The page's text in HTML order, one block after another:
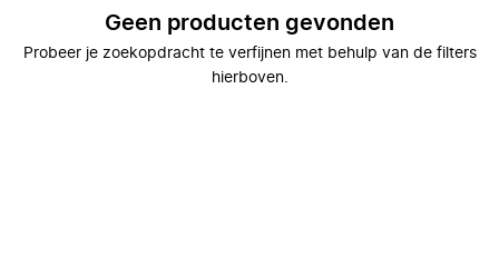
Geen producten gevonden
Probeer je zoekopdracht te verfijnen met behulp van de filters
hierboven.